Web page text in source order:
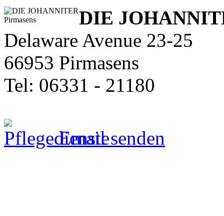
DIE
Delaware Avenue 23-25
66953 Pirmasens
Tel: 06331 - 21180
Email senden